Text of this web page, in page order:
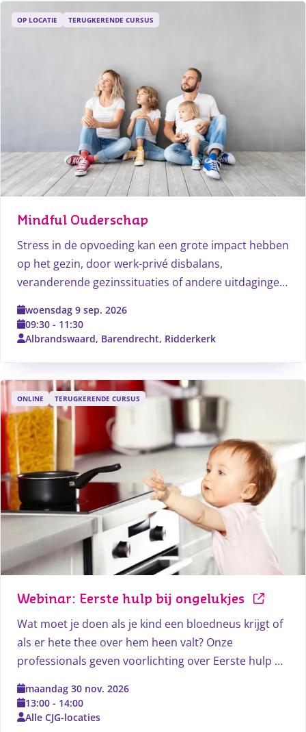
OP LOCATIE TERUGKERENDE CURSUS
Mindful Ouderschap
Stress in de opvoeding kan een grote impact hebben
op het gezin, door werk-privé disbalans,
veranderende gezinssituaties of andere uitdagingen.
gaan en opvoedvaardigheden te versterken.
woensdag 9 sep. 2026
09:30 - 11:30
Albrandswaard, Barendrecht, Ridderkerk
ONLINE TERUGKERENDE CURSUS
Webinar: Eerste hulp bij ongelukjes
Wat moet je doen als je kind een bloedneus krijgt of
als er hete thee over hem heen valt? Onze
professionals geven voorlichting over Eerste hulp bij
maandag 30 nov. 2026
13:00 - 14:00
Alle CJG-locaties